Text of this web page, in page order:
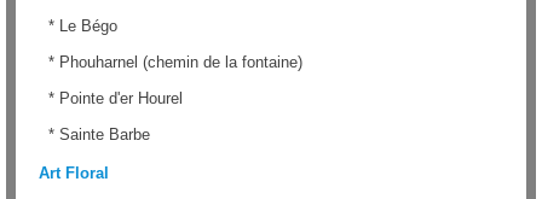
* Le Bégo
* Phouharnel (chemin de la fontaine)
* Pointe d'er Hourel
* Sainte Barbe
Art Floral